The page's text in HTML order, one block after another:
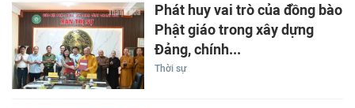
Phát huy vai trò của đồng bào
Phật giáo trong xây dựng
Đảng, chính...
Thời sự